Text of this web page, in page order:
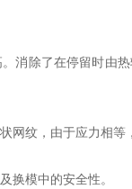
消除了在停留时由
网纹，由于应力相等
换模中的安全性。